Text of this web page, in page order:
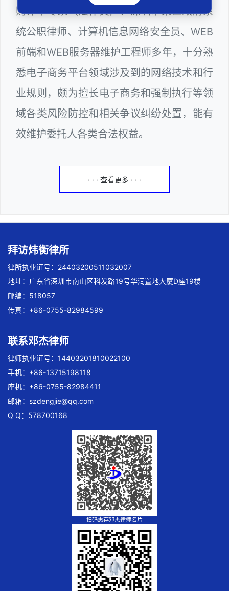
购评审专家（法律类）、深圳市某区政府系
统公职律师、计算机信息网络安全员、WEB
前端和WEB服务器维护工程师多年，十分熟
悉电子商务平台领域涉及到的网络技术和行
业规则，颇为擅长电子商务和强制执行等领
域各类风险防控和相关争议纠纷处置，能有
效维护委托人各类合法权益。
· · · 查看更多 · · ·
拜访炜衡律所
律所执业证号：24403200511032007
地址：广东省深圳市南山区科发路19号华润置地大厦D座19楼
邮编：518057
传真：+86-0755-82984599
联系邓杰律师
律师执业证号：14403201810022100
手机：+86-13715198118
座机：+86-0755-82984411
邮箱： szdengjie@qq.com
Q Q：578700168
扫码惠存邓杰律师名片